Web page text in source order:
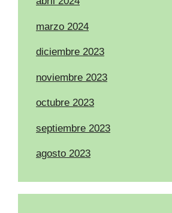
marzo 2024
diciembre 2023
noviembre 2023
octubre 2023
septiembre 2023
agosto 2023